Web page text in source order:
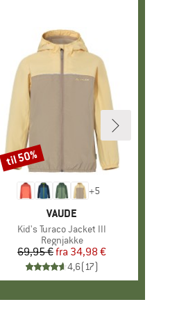
+5
MÆRKE
VAUDE
Artikel
Kid's Turaco Jacket III
Produktgruppe
Regnjakke
Pris
69,95 € Nedsat pris
fra 34,98 €
4,6(17)
Rabat
til 50%